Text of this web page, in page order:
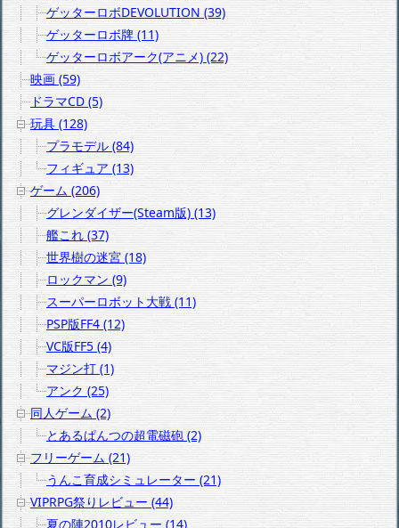
ゲッターロボDEVOLUTION (39)
ゲッターロボ牌 (11)
ゲッターロボアーク(アニメ) (22)
映画 (59)
ドラマCD (5)
玩具 (128)
プラモデル (84)
フィギュア (13)
ゲーム (206)
グレンダイザー(Steam版) (13)
艦これ (37)
世界樹の迷宮 (18)
ロックマン (9)
スーパーロボット大戦 (11)
PSP版FF4 (12)
VC版FF5 (4)
マジン打 (1)
アンク (25)
同人ゲーム (2)
とあるぱんつの超電磁砲 (2)
フリーゲーム (21)
うんこ育成シミュレーター (21)
VIPRPG祭りレビュー (44)
夏の陣2010レビュー (14)